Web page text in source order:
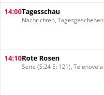
14:00Tagesschau
Nachrichten, Tagesgeschehen
14:10Rote Rosen
Serie (S:24 E: 121), Telenovela